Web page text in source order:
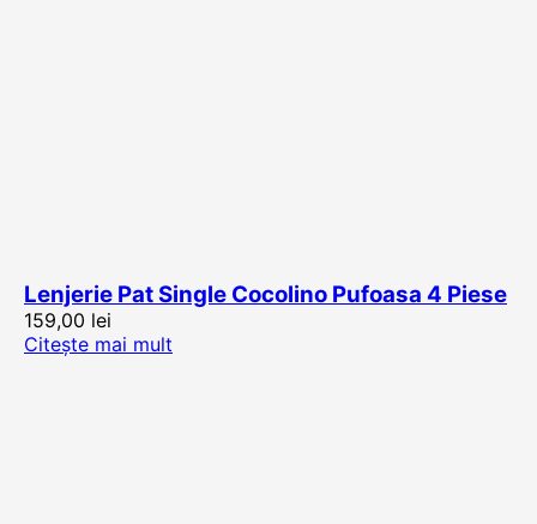
Lenjerie Pat Single Cocolino Pufoasa 4 Piese
159,00 lei
Citește mai mult